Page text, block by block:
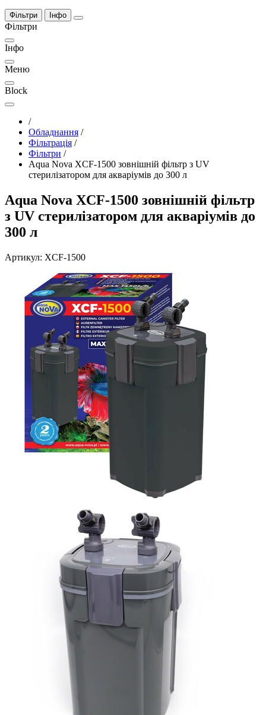
Фільтри Інфо
Фільтри
Інфо
Меню
Block
/
Обладнання /
Фільтрація /
Фільтри /
Aqua Nova XCF-1500 зовнішній фільтр з UV
стерилізатором для акваріумів до 300 л
Aqua Nova XCF-1500 зовнішній фільтр
з UV стерилізатором для акваріумів до
300 л
Артикул: XCF-1500